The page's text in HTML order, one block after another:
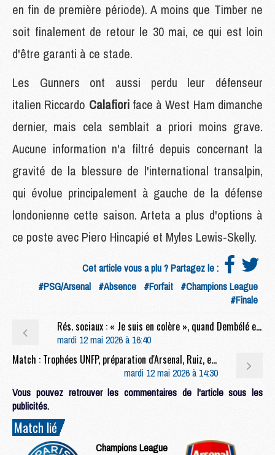
en fin de première période). A moins que Timber ne
soit finalement de retour le 30 mai, ce qui est loin
d'être garanti à ce stade.
Les Gunners ont aussi perdu leur défenseur
italien Riccardo Calafiori face à West Ham dimanche
dernier, mais cela semblait a priori moins grave.
Aucune information n'a filtré depuis concernant la
gravité de la blessure de l'international transalpin,
qui évolue principalement à gauche de la défense
londonienne cette saison. Arteta a plus d'options à
ce poste avec Piero Hincapié et Myles Lewis-Skelly.
Cet article vous a plu ? Partagez le :
#PSG/Arsenal #Absence #Forfait #Champions League
#Finale
Rés. sociaux : « Je suis en colère », quand Dembélé et Doué jouent (mal) la comédie
mardi 12 mai 2026 à 16:40
Match : Trophées UNFP, préparation d'Arsenal, Ruiz, etc, la conf' complète de Luis Enrique avant Lens/PSG
mardi 12 mai 2026 à 14:30
Vous pouvez retrouver les commentaires de l'article sous les
publicités.
Match lié
Champions League